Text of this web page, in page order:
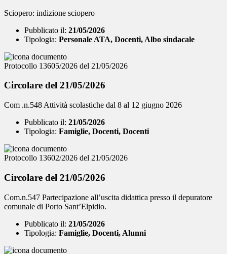
Sciopero: indizione sciopero
Pubblicato il: 21/05/2026
Tipologia: Personale ATA, Docenti, Albo sindacale
Protocollo 13605/2026 del 21/05/2026
Circolare del 21/05/2026
Com .n.548 Attività scolastiche dal 8 al 12 giugno 2026
Pubblicato il: 21/05/2026
Tipologia: Famiglie, Docenti, Docenti
Protocollo 13602/2026 del 21/05/2026
Circolare del 21/05/2026
Com.n.547 Partecipazione all’uscita didattica presso il depuratore
comunale di Porto Sant’Elpidio.
Pubblicato il: 21/05/2026
Tipologia: Famiglie, Docenti, Alunni